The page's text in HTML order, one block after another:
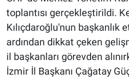
toplantısı gerçekleştirildi.
Kılıçdaroğlu'nun başkanlık
ardından dikkat çeken
il başkanları görevden
İzmir İl Başkanı Çağatay